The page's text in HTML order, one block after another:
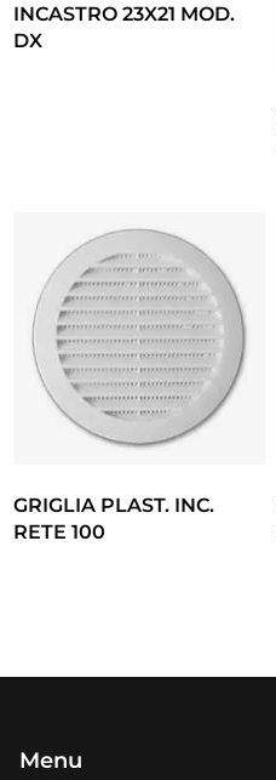
INCASTRO 23X21 MOD.
DX
GRIGLIA PLAST. INC.
RETE 100
Menu